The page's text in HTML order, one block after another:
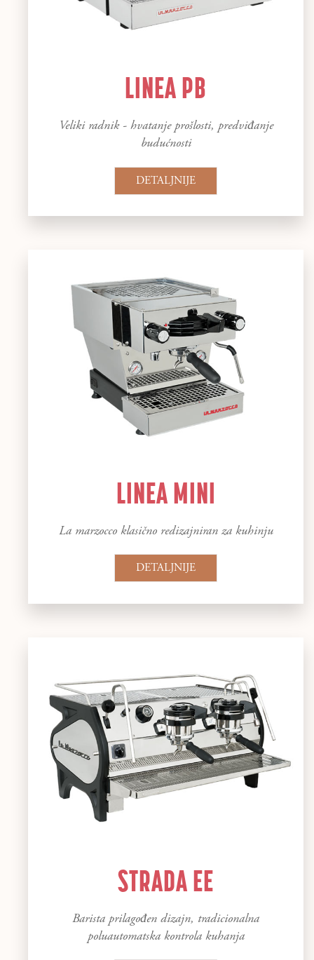
LINEA PB
Veliki radnik - hvatanje prošlosti, predviđanje
budućnosti
DETALJNIJE
LINEA MINI
La marzocco klasično redizajniran za kuhinju
DETALJNIJE
STRADA EE
Barista prilagođen dizajn, tradicionalna
poluautomatska kontrola kuhanja